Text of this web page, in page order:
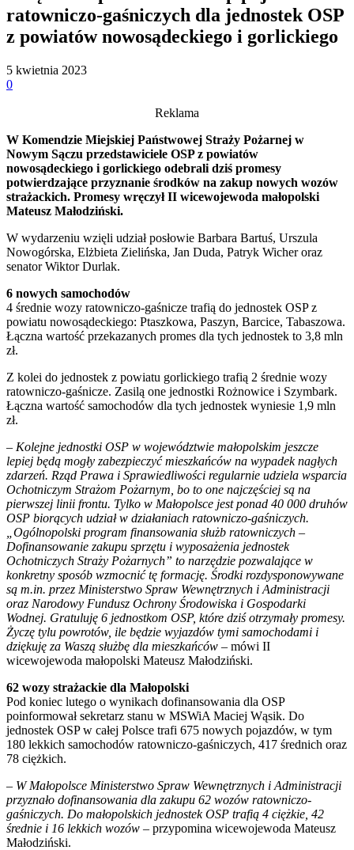
ratowniczo-gaśniczych dla jednostek OSP
z powiatów nowosądeckiego i gorlickiego
5 kwietnia 2023
0
Reklama
W Komendzie Miejskiej Państwowej Straży Pożarnej w
Nowym Sączu przedstawiciele OSP z powiatów
nowosądeckiego i gorlickiego odebrali dziś promesy
potwierdzające przyznanie środków na zakup nowych wozów
strażackich. Promesy wręczył II wicewojewoda małopolski
Mateusz Małodziński.
W wydarzeniu wzięli udział posłowie Barbara Bartuś, Urszula
Nowogórska, Elżbieta Zielińska, Jan Duda, Patryk Wicher oraz
senator Wiktor Durlak.
6 nowych samochodów
4 średnie wozy ratowniczo-gaśnicze trafią do jednostek OSP z
powiatu nowosądeckiego: Ptaszkowa, Paszyn, Barcice, Tabaszowa.
Łączna wartość przekazanych promes dla tych jednostek to 3,8 mln
zł.
Z kolei do jednostek z powiatu gorlickiego trafią 2 średnie wozy
ratowniczo-gaśnicze. Zasilą one jednostki Rożnowice i Szymbark.
Łączna wartość samochodów dla tych jednostek wyniesie 1,9 mln
zł.
– Kolejne jednostki OSP w województwie małopolskim jeszcze
lepiej będą mogły zabezpieczyć mieszkańców na wypadek nagłych
zdarzeń. Rząd Prawa i Sprawiedliwości regularnie udziela wsparcia
Ochotniczym Strażom Pożarnym, bo to one najczęściej są na
pierwszej linii frontu. Tylko w Małopolsce jest ponad 40 000 druhów
OSP biorących udział w działaniach ratowniczo-gaśniczych.
„Ogólnopolski program finansowania służb ratowniczych –
Dofinansowanie zakupu sprzętu i wyposażenia jednostek
Ochotniczych Straży Pożarnych” to narzędzie pozwalające w
konkretny sposób wzmocnić tę formację. Środki rozdysponowywane
są m.in. przez Ministerstwo Spraw Wewnętrznych i Administracji
oraz Narodowy Fundusz Ochrony Środowiska i Gospodarki
Wodnej. Gratuluję 6 jednostkom OSP, które dziś otrzymały promesy.
Życzę tylu powrotów, ile będzie wyjazdów tymi samochodami i
dziękuję za Waszą służbę dla mieszkańców – mówi II
wicewojewoda małopolski Mateusz Małodziński.
62 wozy strażackie dla Małopolski
Pod koniec lutego o wynikach dofinansowania dla OSP
poinformował sekretarz stanu w MSWiA Maciej Wąsik. Do
jednostek OSP w całej Polsce trafi 675 nowych pojazdów, w tym
180 lekkich samochodów ratowniczo-gaśniczych, 417 średnich oraz
78 ciężkich.
– W Małopolsce Ministerstwo Spraw Wewnętrznych i Administracji
przyznało dofinansowania dla zakupu 62 wozów ratowniczo-
gaśniczych. Do małopolskich jednostek OSP trafią 4 ciężkie, 42
średnie i 16 lekkich wozów – przypomina wicewojewoda Mateusz
Małodziński.